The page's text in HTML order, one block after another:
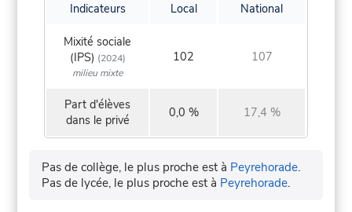
Indicateurs Local National
Mixité sociale
(IPS) (2024)
milieu mixte
102 107
Part d'élèves
dans le privé
0,0 % 17,4 %
Pas de collège, le plus proche est à Peyrehorade.
Pas de lycée, le plus proche est à Peyrehorade.